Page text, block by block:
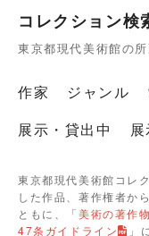
コレクション検
東京都現代美術館の
作家 ジャンル
展示・貸出中
東京都現代美術館コレ
した作品、著作権者か
ともに、「美術の著作
47条ガイドライン
」